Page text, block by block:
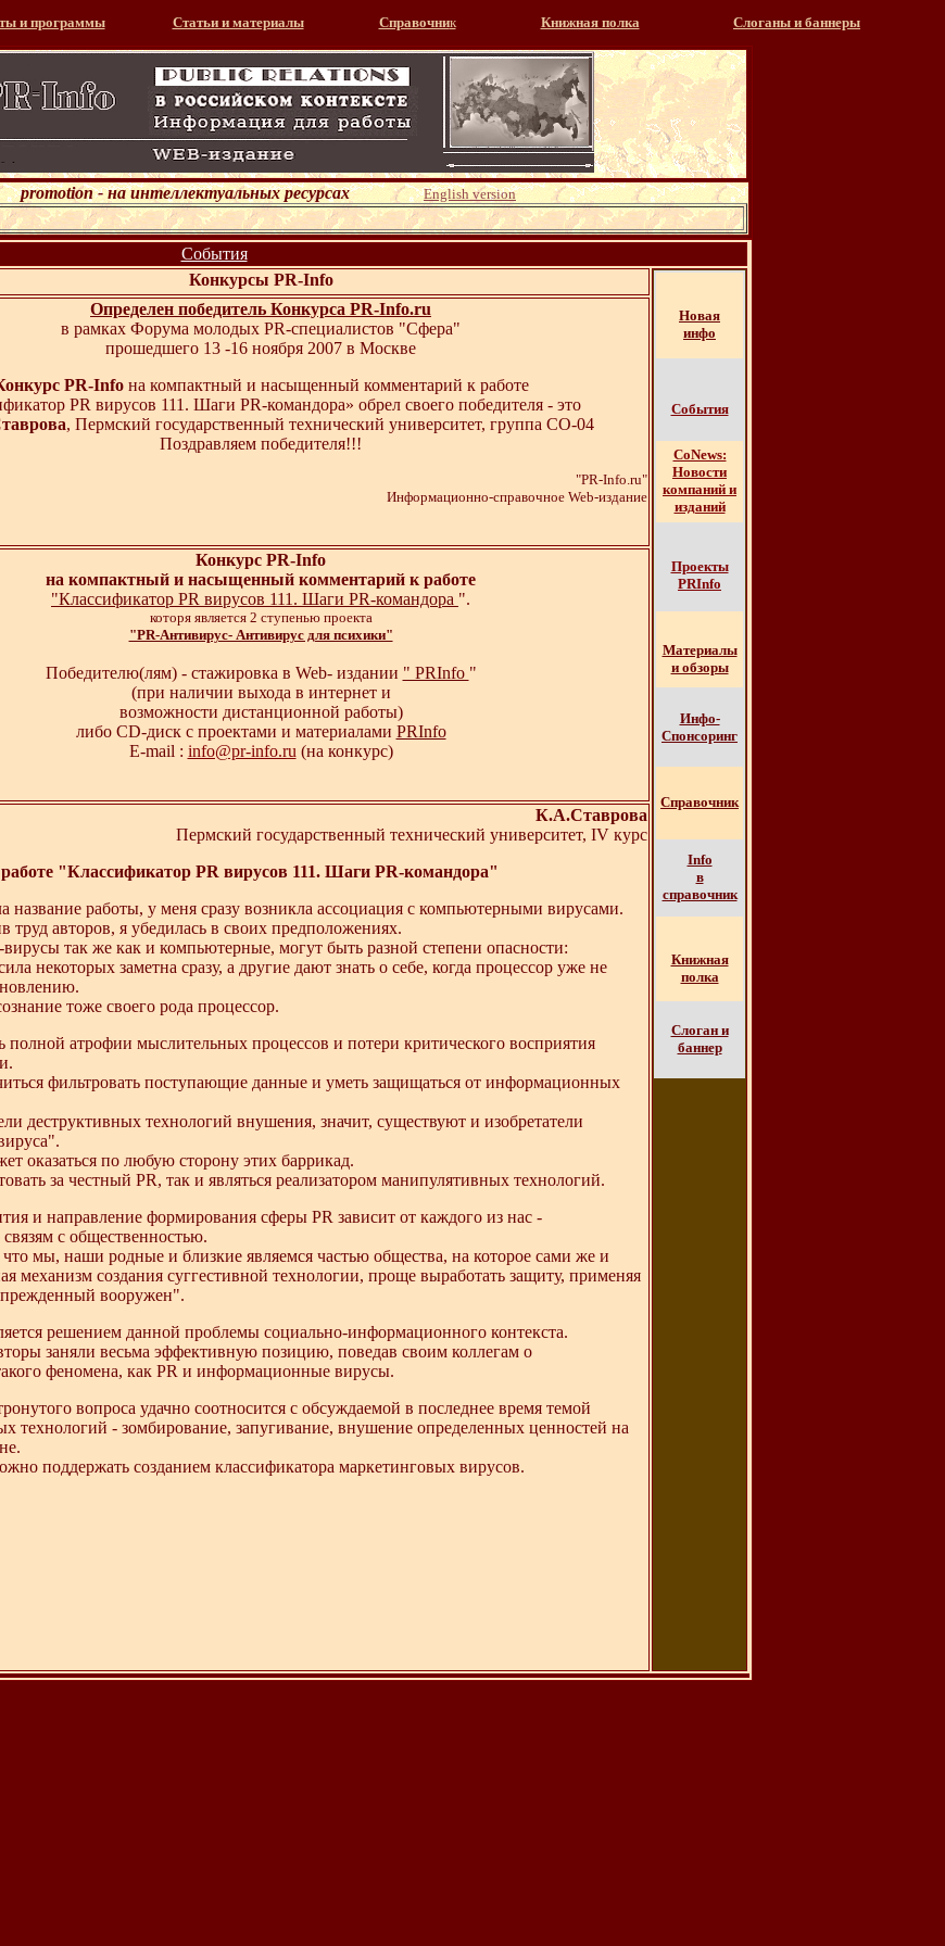
и программы Статьи и материалы Справочник Книжная полка Слоганы и баннеры
promotion - на интеллектуальных ресурсах English version
События
Конкурсы PR-Info
Новая
инфо
События
СоNews:
Новости
компаний и
изданий
Проекты
PRInfo
Материалы
и обзоры
Инфо-
Спонсоринг
Справочник
Info
в
справочник
Книжная
полка
Слоган и
баннер
Определен победитель Конкурса PR-Info.ru
в рамках Форума молодых PR-специалистов "Сфера"
прошедшего 13 -16 ноября 2007 в Москве
PR-Infoна компактный и насыщенный комментарий к работе
PR вирусов 111. Шаги PR-командора» обрел своего победителя - это
, Пермский государственный технический университет, группа СО-04
Поздравляем победителя!!!
"PR-Info.ru"
Информационно-справочное Web-издание
Конкурс PR-Info
на компактный и насыщенный комментарий к работе
"Классификатор PR вирусов 111. Шаги PR-командора ".
которя является 2 ступенью проекта
"PR-Антивирус- Антивирус для психики"
Победителю(лям) - стажировка в Web- издании " PRInfo "
(при наличии выхода в интернет и
возможности дистанционной работы)
либо CD-диск с проектами и материалами PRInfo
E-mail : info@pr-info.ru (на конкурс)
К.А.Ставрова
Пермский государственный технический университет, IV курс
"Классификатор PR вирусов 111. Шаги PR-командора"
название работы, у меня сразу возникла ассоциация с компьютерными вирусами.
труд авторов, я убедилась в своих предположениях.
вирусы так же как и компьютерные, могут быть разной степени опасности:
некоторых заметна сразу, а другие дают знать о себе, когда процессор уже не
тоже своего рода процессор.
полной атрофии мыслительных процессов и потери критического восприятия
фильтровать поступающие данные и уметь защищаться от информационных
деструктивных технологий внушения, значит, существуют и изобретатели
оказаться по любую сторону этих баррикад.
за честный PR, так и являться реализатором манипулятивных технологий.
и направление формирования сферы PR зависит от каждого из нас -
с общественностью.
мы, наши родные и близкие являемся частью общества, на которое сами же и
механизм создания суггестивной технологии, проще выработать защиту, применяя
вооружен".
решением данной проблемы социально-информационного контекста.
заняли весьма эффективную позицию, поведав своим коллегам о
феномена, как PR и информационные вирусы.
вопроса удачно соотносится с обсуждаемой в последнее время темой
технологий - зомбирование, запугивание, внушение определенных ценностей на
поддержать созданием классификатора маркетинговых вирусов.